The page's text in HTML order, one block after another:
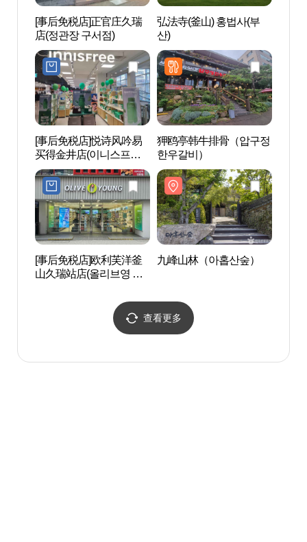
[事后免税店]正官庄久瑞
店(정관장 구서점)
弘法寺(釜山) 홍법사(부
산)
[事后免税店]悦诗风吟易
买得金井店(이니스프리
이마트금정점)
狎鸥亭韩牛排骨（압구정
한우갈비）
[事后免税店]欧利芙洋釜
山久瑞站店(올리브영 부
九峰山林（아홉산숲）
查看更多